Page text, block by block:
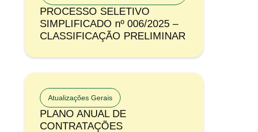
PROCESSO SELETIVO
SIMPLIFICADO nº 006/2025 –
CLASSIFICAÇÃO PRELIMINAR
Atualizações Gerais
PLANO ANUAL DE
CONTRATAÇÕES